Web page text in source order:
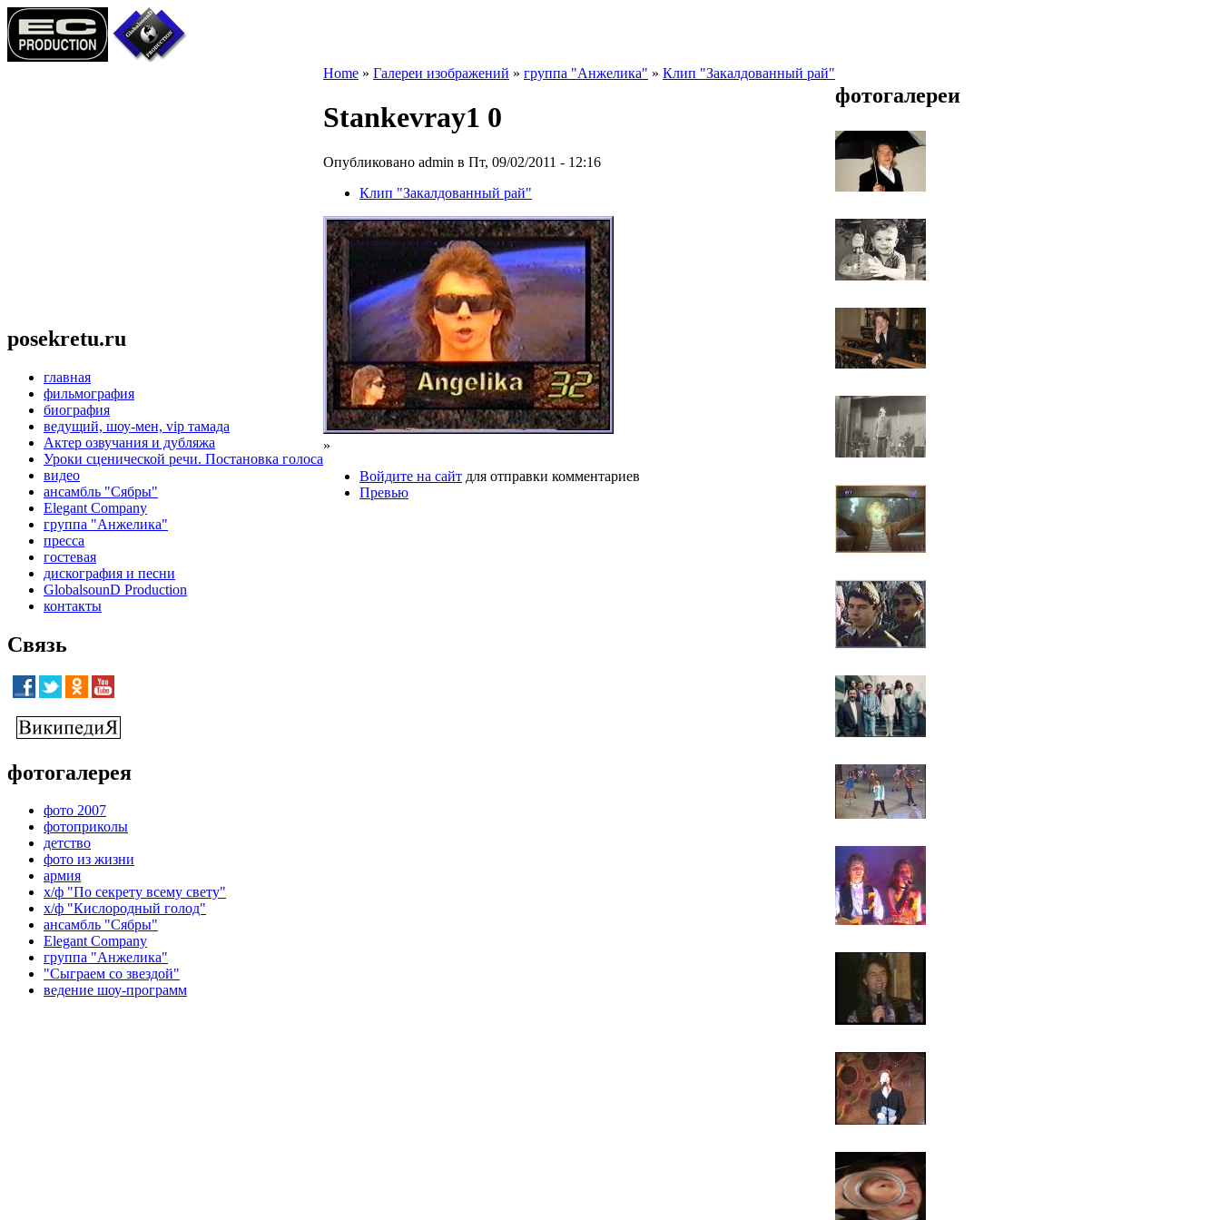
posekretu.ru
главная
фильмография
биография
ведущий, шоу-мен, vip тамада
Актер озвучания и дубляжа
Уроки сценической речи. Постановка голоса
видео
ансамбль "Сябры"
Elegant Company
группа "Анжелика"
пресса
гостевая
дискография и песни
GlobalsounD Production
контакты
Связь
фотогалерея
фото 2007
фотоприколы
детство
фото из жизни
армия
х/ф "По секрету всему свету"
х/ф "Кислородный голод"
ансамбль "Сябры"
Elegant Company
группа "Анжелика"
"Сыграем со звездой"
ведение шоу-программ
Home » Галереи изображений » группа "Анжелика" » Клип "Закалдованный рай"
Stankevray1 0
Опубликовано admin в Пт, 09/02/2011 - 12:16
Клип "Закалдованный рай"
»
Войдите на сайт для отправки комментариев
Превью
фотогалереи